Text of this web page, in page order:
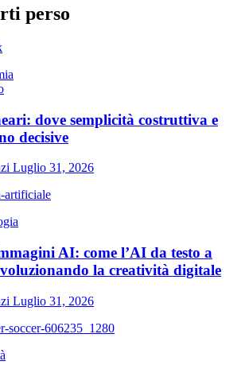
perso
dove semplicità costruttiva e
decisive
Luglio 31, 2026
AI: come l’AI da testo a
la creatività digitale
Luglio 31, 2026